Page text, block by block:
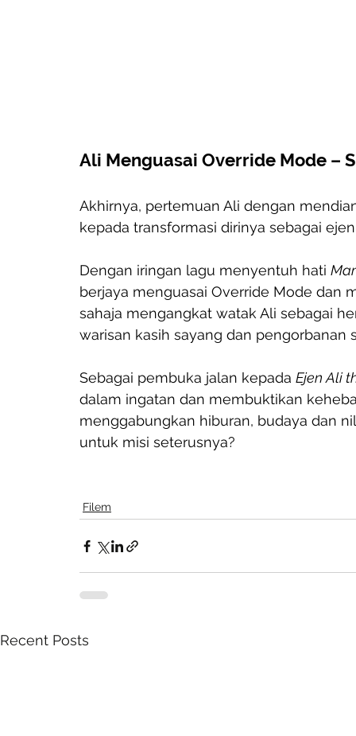
Ali Menguasai Override Mode –
Akhirnya, pertemuan Ali dengan
kepada transformasi dirinya sebagai
Dengan iringan lagu menyentuh hati
berjaya menguasai Override Mode dan
sahaja mengangkat watak Ali sebagai
warisan kasih sayang dan pengorbanan
Sebagai pembuka jalan kepada Ejen Ali
dalam ingatan dan membuktikan
menggabungkan hiburan, budaya dan
untuk misi seterusnya?
Filem
Recent Posts